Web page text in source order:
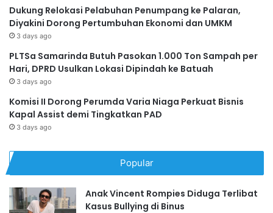
Dukung Relokasi Pelabuhan Penumpang ke Palaran,
Diyakini Dorong Pertumbuhan Ekonomi dan UMKM
3 days ago
PLTSa Samarinda Butuh Pasokan 1.000 Ton Sampah per
Hari, DPRD Usulkan Lokasi Dipindah ke Batuah
3 days ago
Komisi II Dorong Perumda Varia Niaga Perkuat Bisnis
Kapal Assist demi Tingkatkan PAD
3 days ago
Popular
Anak Vincent Rompies Diduga Terlibat
Kasus Bullying di Binus